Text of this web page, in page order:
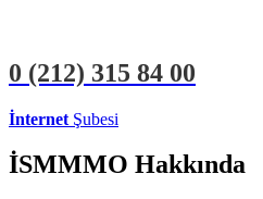
0 (212) 315 84 00
İnternet Şubesi
İSMMMO Hakkında